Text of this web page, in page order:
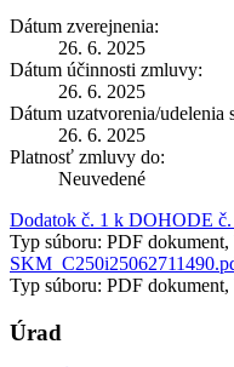
Dátum zverejnenia:
26. 6. 2025
Dátum účinnosti zmluvy:
26. 6. 2025
Dátum uzatvorenia/udelenia
26. 6. 2025
Platnosť zmluvy do:
Neuvedené
Dodatok č. 1 k DOHODE
Typ súboru: PDF
Typ súboru: PDF
Úrad